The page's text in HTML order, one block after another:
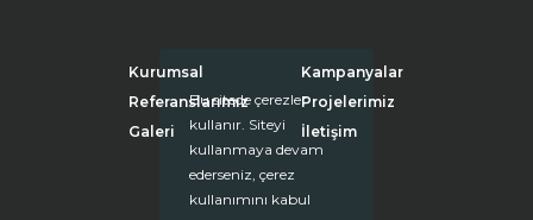
Bu sitede çerezler
kullanır. Siteyi
kullanmaya devam
ederseniz, çerez
kullanımını kabul
Kurumsal
Kampanyalar
Referanslarımız
Projelerimiz
Galeri
İletişim